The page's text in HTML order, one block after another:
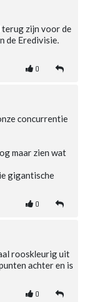
terug zijn voor de
de Eredivisie.
0
concurrentie
maar zien wat
gigantische
0
rooskleurig uit
achter en is
0